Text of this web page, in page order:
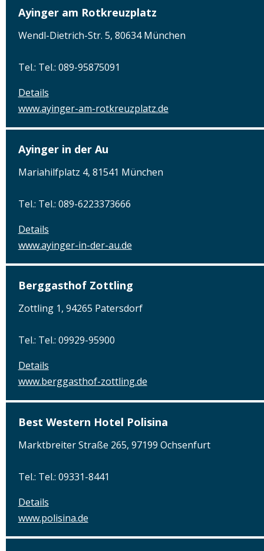
Ayinger am Rotkreuzplatz
Wendl-Dietrich-Str. 5, 80634 München
Tel.: Tel.: 089-95875091
Details
www.ayinger-am-rotkreuzplatz.de
Ayinger in der Au
Mariahilfplatz 4, 81541 München
Tel.: Tel.: 089-6223373666
Details
www.ayinger-in-der-au.de
Berggasthof Zottling
Zottling 1, 94265 Patersdorf
Tel.: Tel.: 09929-95900
Details
www.berggasthof-zottling.de
Best Western Hotel Polisina
Marktbreiter Straße 265, 97199 Ochsenfurt
Tel.: Tel.: 09331-8441
Details
www.polisina.de